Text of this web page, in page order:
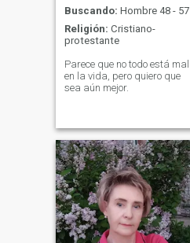
Buscando: Hombre 48 - 57
Religión: Cristiano-
protestante
Parece que no todo está mal
en la vida, pero quiero que
sea aún mejor.